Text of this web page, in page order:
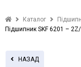
Каталог
Підшипник SKF 6201 –
НАЗАД